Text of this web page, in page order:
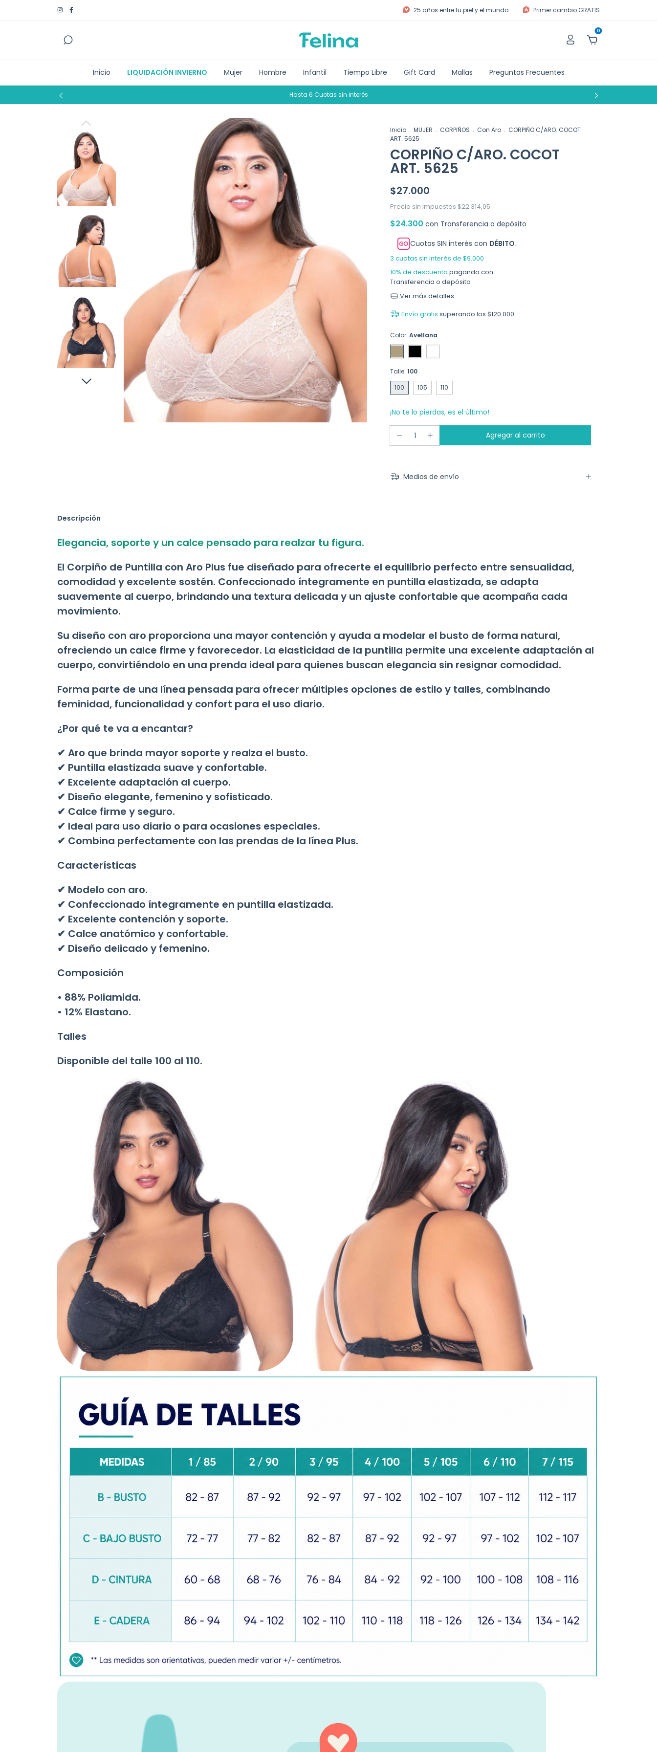
25 años entre tu piel y el mundo Primer cambio GRATIS
0
Inicio LIQUIDACIÓN INVIERNO Mujer Hombre Infantil Tiempo Libre Gift Card Mallas Preguntas Frecuentes
Hasta 6 Cuotas sin interés
Inicio . MUJER . CORPIÑOS . Con Aro . CORPIÑO C/ARO. COCOT
ART. 5625
CORPIÑO C/ARO. COCOT
ART. 5625
$27.000
Precio sin impuestos $22.314,05
$24.300 con Transferencia o depósito
Cuotas SIN interés con DÉBITO
3 cuotas sin interés de $9.000
10% de descuento pagando con
Transferencia o depósito
Ver más detalles
Envío gratis superando los $120.000
Color: Avellana
Talle: 100
100
105 110
¡No te lo pierdas, es el último!
Medios de envío
Descripción
Elegancia, soporte y un calce pensado para realzar tu figura.
El Corpiño de Puntilla con Aro Plus fue diseñado para ofrecerte el equilibrio perfecto entre sensualidad,
comodidad y excelente sostén. Confeccionado íntegramente en puntilla elastizada, se adapta
suavemente al cuerpo, brindando una textura delicada y un ajuste confortable que acompaña cada
movimiento.
Su diseño con aro proporciona una mayor contención y ayuda a modelar el busto de forma natural,
ofreciendo un calce firme y favorecedor. La elasticidad de la puntilla permite una excelente adaptación al
cuerpo, convirtiéndolo en una prenda ideal para quienes buscan elegancia sin resignar comodidad.
Forma parte de una línea pensada para ofrecer múltiples opciones de estilo y talles, combinando
feminidad, funcionalidad y confort para el uso diario.
¿Por qué te va a encantar?
✔ Aro que brinda mayor soporte y realza el busto.
✔ Puntilla elastizada suave y confortable.
✔ Excelente adaptación al cuerpo.
✔ Diseño elegante, femenino y sofisticado.
✔ Calce firme y seguro.
✔ Ideal para uso diario o para ocasiones especiales.
✔ Combina perfectamente con las prendas de la línea Plus.
Características
✔ Modelo con aro.
✔ Confeccionado íntegramente en puntilla elastizada.
✔ Excelente contención y soporte.
✔ Calce anatómico y confortable.
✔ Diseño delicado y femenino.
Composición
• 88% Poliamida.
• 12% Elastano.
Talles
Disponible del talle 100 al 110.